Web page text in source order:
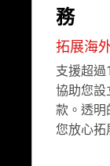
務
拓展海
支援超過
協助您設
款。透明
您放心拓